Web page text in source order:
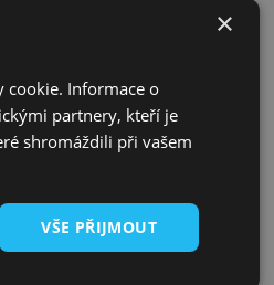
×
cookie. Informace o
partnery, kteří je
shromáždili při vašem
VŠE PŘIJMOUT